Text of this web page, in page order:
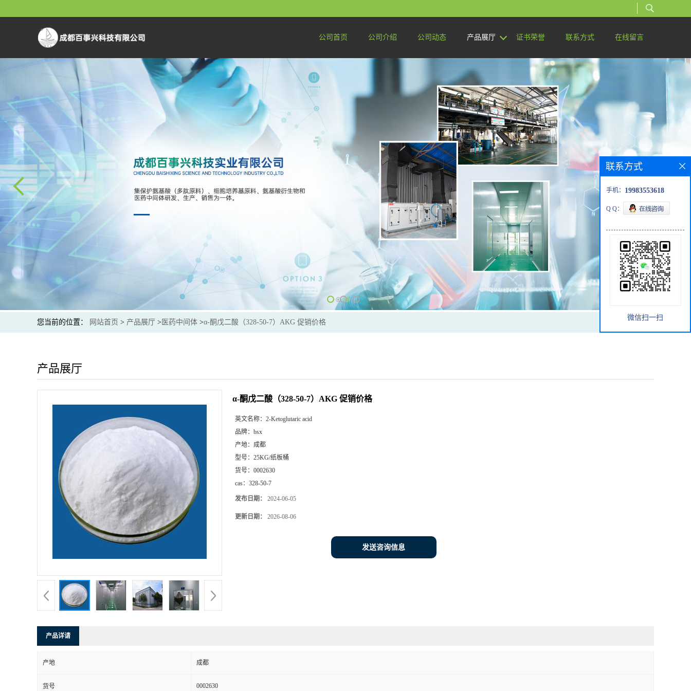
公司首页 公司介绍 公司动态 产品展厅 证书荣誉 联系方式 在线留言
您当前的位置： 网站首页 > 产品展厅 > 医药中间体 >α-酮戊二酸（328-50-7）AKG 促销价格
产品展厅
α-酮戊二酸（328-50-7）AKG 促销价格
英文名称： 2-Ketoglutaric acid
品牌： bsx
产地： 成都
型号： 25KG/纸板桶
货号： 0002630
cas： 328-50-7
发布日期： 2024-06-05
更新日期： 2026-08-06
发送咨询信息
产品详请
产地 成都
货号 0002630
联系方式
手机： 19983553618
Q Q：
微信扫一扫